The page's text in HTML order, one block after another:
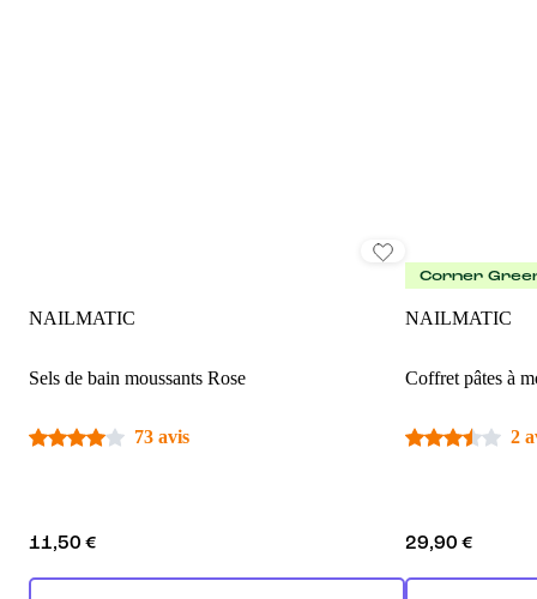
NAILMATIC
Sels de bain moussants Rose
73 avis
11,50 €
Corner
NAILMATIC
Coffret pâtes à
2
29,90 €